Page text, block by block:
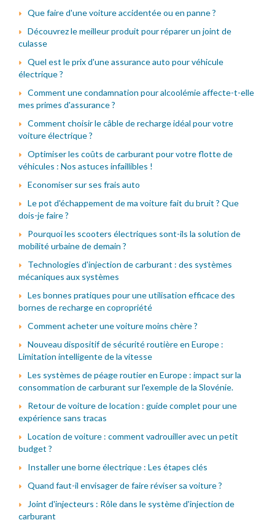
Que faire d'une voiture accidentée ou en panne ?
Découvrez le meilleur produit pour réparer un joint de
culasse
Quel est le prix d'une assurance auto pour véhicule
électrique ?
Comment une condamnation pour alcoolémie affecte-t-elle
mes primes d'assurance ?
Comment choisir le câble de recharge idéal pour votre
voiture électrique ?
Optimiser les coûts de carburant pour votre flotte de
véhicules : Nos astuces infaillibles !
Economiser sur ses frais auto
Le pot d'échappement de ma voiture fait du bruit ? Que
dois-je faire ?
Pourquoi les scooters électriques sont-ils la solution de
mobilité urbaine de demain ?
Technologies d'injection de carburant : des systèmes
mécaniques aux systèmes
Les bonnes pratiques pour une utilisation efficace des
bornes de recharge en copropriété
Comment acheter une voiture moins chère ?
Nouveau dispositif de sécurité routière en Europe :
Limitation intelligente de la vitesse
Les systèmes de péage routier en Europe : impact sur la
consommation de carburant sur l'exemple de la Slovénie.
Retour de voiture de location : guide complet pour une
expérience sans tracas
Location de voiture : comment vadrouiller avec un petit
budget ?
Installer une borne électrique : Les étapes clés
Quand faut-il envisager de faire réviser sa voiture ?
Joint d'injecteurs : Rôle dans le système d'injection de
carburant